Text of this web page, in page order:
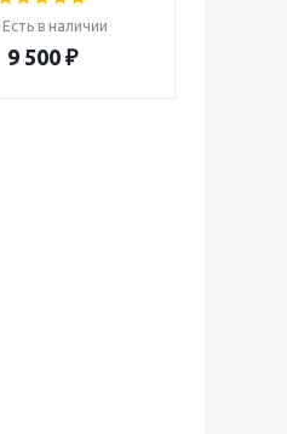
Есть в наличии
9 500 ₽